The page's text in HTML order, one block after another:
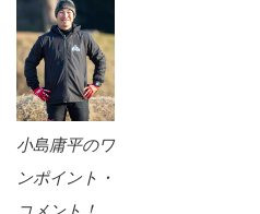
小島庸平のワ
ンポイント・
コメント！